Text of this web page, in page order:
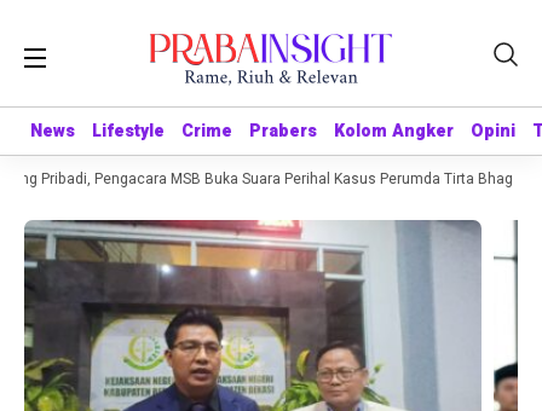
News Lifestyle Crime Prabers Kolom Angker Opini
News Lifestyle Crime Prabers Kolom Angker Opini
Pribadi, Pengacara MSB Buka Suara Perihal Kasus Perumda Tirta Bhagasasi